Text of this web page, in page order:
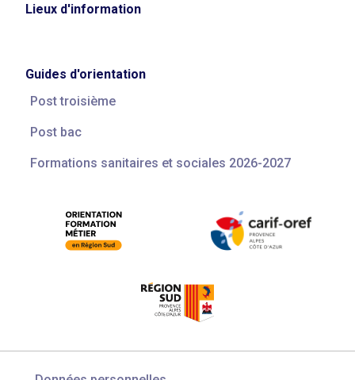
Lieux d'information
Guides d'orientation
Post troisième
Post bac
Formations sanitaires et sociales 2026-2027